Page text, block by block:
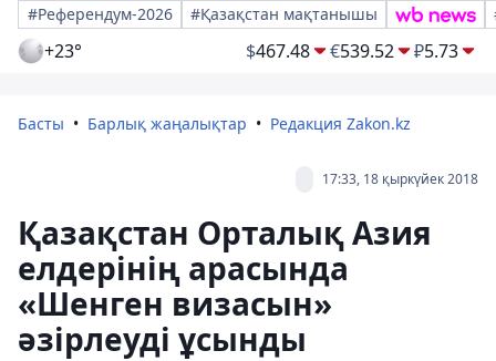
#Референдум-2026
#Қазақстан мақтанышы
+23° $467.48 €539.52 ₽5.73
Басты Барлық жаңалықтар Редакция Zakon.kz
17:33, 18 қыркүйек 2018
Қазақстан Орталық Азия
елдерінің арасында
«Шенген визасын»
әзірлеуді ұсынды